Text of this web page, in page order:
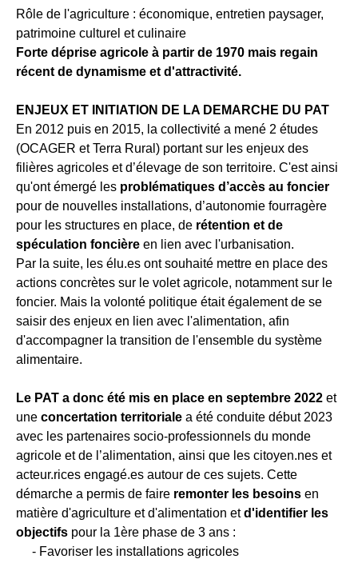
Rôle de l'agriculture : économique, entretien paysager,
patrimoine culturel et culinaire
Forte déprise agricole à partir de 1970 mais regain
récent de dynamisme et d'attractivité.
ENJEUX ET INITIATION DE LA DEMARCHE DU PAT
En 2012 puis en 2015, la collectivité a mené 2 études
(OCAGER et Terra Rural) portant sur les enjeux des
filières agricoles et d’élevage de son territoire. C'est ainsi
qu'ont émergé les problématiques d’accès au foncier
pour de nouvelles installations, d’autonomie fourragère
pour les structures en place, de rétention et de
spéculation foncière en lien avec l'urbanisation.
Par la suite, les élu.es ont souhaité mettre en place des
actions concrètes sur le volet agricole, notamment sur le
foncier. Mais la volonté politique était également de se
saisir des enjeux en lien avec l'alimentation, afin
d'accompagner la transition de l'ensemble du système
alimentaire.
Le PAT a donc été mis en place en septembre 2022 et
une concertation territoriale a été conduite début 2023
avec les partenaires socio-professionnels du monde
agricole et de l’alimentation, ainsi que les citoyen.nes et
acteur.rices engagé.es autour de ces sujets. Cette
démarche a permis de faire remonter les besoins en
matière d'agriculture et d'alimentation etd'identifier les
objectifs pour la 1ère phase de 3 ans :
- Favoriser les installations agricoles